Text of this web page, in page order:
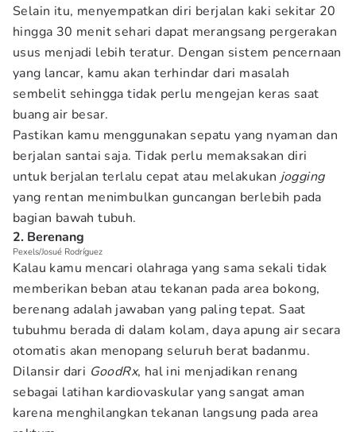
Selain itu, menyempatkan diri berjalan kaki sekitar 20
hingga 30 menit sehari dapat merangsang pergerakan
usus menjadi lebih teratur. Dengan sistem pencernaan
yang lancar, kamu akan terhindar dari masalah
sembelit sehingga tidak perlu mengejan keras saat
buang air besar.
Pastikan kamu menggunakan sepatu yang nyaman dan
berjalan santai saja. Tidak perlu memaksakan diri
untuk berjalan terlalu cepat atau melakukan jogging
yang rentan menimbulkan guncangan berlebih pada
bagian bawah tubuh.
2. Berenang
Pexels/Josué Rodríguez
Kalau kamu mencari olahraga yang sama sekali tidak
memberikan beban atau tekanan pada area bokong,
berenang adalah jawaban yang paling tepat. Saat
tubuhmu berada di dalam kolam, daya apung air secara
otomatis akan menopang seluruh berat badanmu.
Dilansir dari GoodRx, hal ini menjadikan renang
sebagai latihan kardiovaskular yang sangat aman
karena menghilangkan tekanan langsung pada area